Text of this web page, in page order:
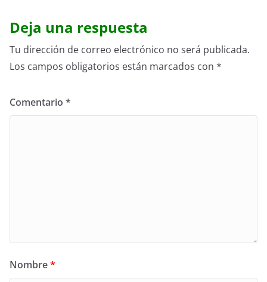
Deja una respuesta
Tu dirección de correo electrónico no será publicada.
Los campos obligatorios están marcados con *
Comentario *
Nombre*